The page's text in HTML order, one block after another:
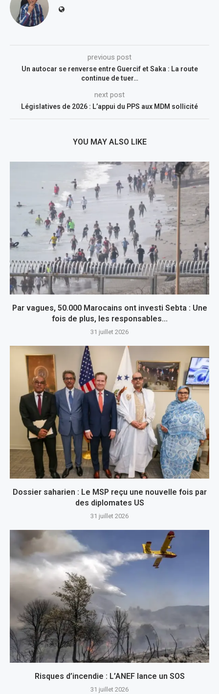
previous post
Un autocar se renverse entre Guercif et Saka : La route
continue de tuer…
next post
Législatives de 2026 : L’appui du PPS aux MDM sollicité
YOU MAY ALSO LIKE
Par vagues, 50.000 Marocains ont investi Sebta : Une
fois de plus, les responsables...
31 juillet 2026
Dossier saharien : Le MSP reçu une nouvelle fois par
des diplomates US
31 juillet 2026
Risques d’incendie : L’ANEF lance un SOS
31 juillet 2026